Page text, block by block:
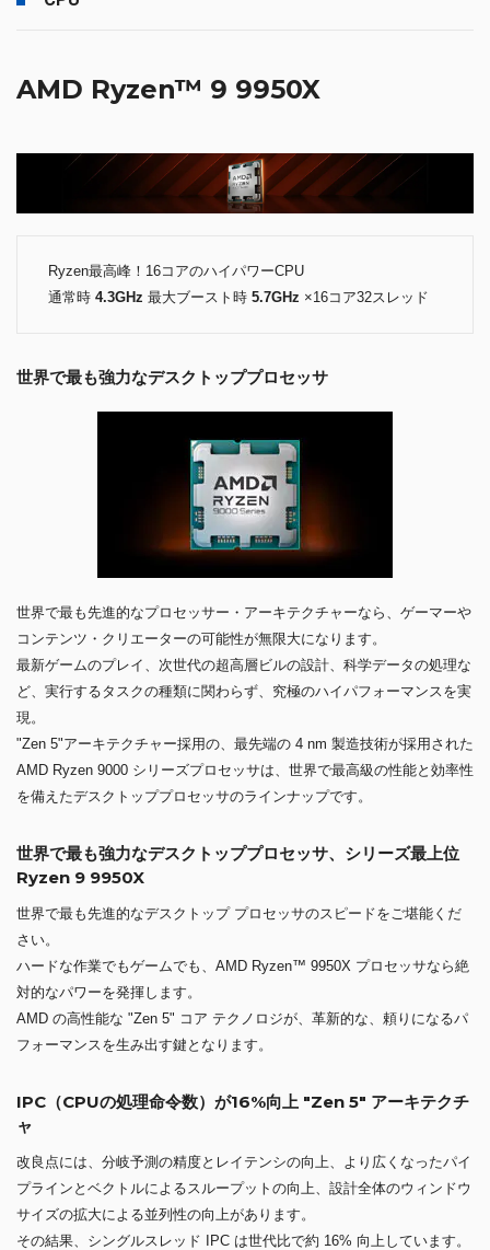
AMD Ryzen™ 9 9950X
Ryzen最高峰！16コアのハイパワーCPU
通常時 4.3GHz 最大ブースト時 5.7GHz ×16コア32スレッド
世界で最も強力なデスクトッププロセッサ
世界で最も先進的なプロセッサー・アーキテクチャーなら、ゲーマーや
コンテンツ・クリエーターの可能性が無限大になります。
最新ゲームのプレイ、次世代の超高層ビルの設計、科学データの処理な
ど、実行するタスクの種類に関わらず、究極のハイパフォーマンスを実
現。
"Zen 5"アーキテクチャー採用の、最先端の 4 nm 製造技術が採用された
AMD Ryzen 9000 シリーズプロセッサは、世界で最高級の性能と効率性
を備えたデスクトッププロセッサのラインナップです。
世界で最も強力なデスクトッププロセッサ、シリーズ最上位
Ryzen 9 9950X
世界で最も先進的なデスクトップ プロセッサのスピードをご堪能くだ
さい。
ハードな作業でもゲームでも、AMD Ryzen™ 9950X プロセッサなら絶
対的なパワーを発揮します。
AMD の高性能な "Zen 5" コア テクノロジが、革新的な、頼りになるパ
フォーマンスを生み出す鍵となります。
IPC（CPUの処理命令数）が16%向上 "Zen 5" アーキテクチ
ャ
改良点には、分岐予測の精度とレイテンシの向上、より広くなったパイ
プラインとベクトルによるスループットの向上、設計全体のウィンドウ
サイズの拡大による並列性の向上があります。
その結果、シングルスレッド IPC は世代比で約 16% 向上しています。